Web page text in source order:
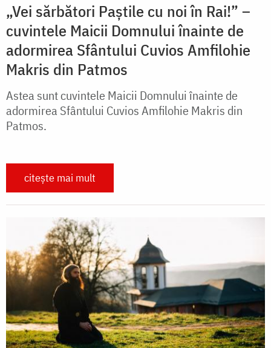
„Vei sărbători Paștile cu noi în Rai!” –
cuvintele Maicii Domnului înainte de
adormirea Sfântului Cuvios Amfilohie
Makris din Patmos
Astea sunt cuvintele Maicii Domnului înainte de
adormirea Sfântului Cuvios Amfilohie Makris din
Patmos.
citește mai mult